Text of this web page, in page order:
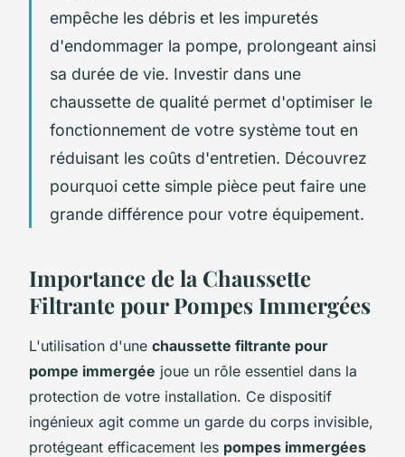
empêche les débris et les impuretés
d'endommager la pompe, prolongeant ainsi
sa durée de vie. Investir dans une
chaussette de qualité permet d'optimiser le
fonctionnement de votre système tout en
réduisant les coûts d'entretien. Découvrez
pourquoi cette simple pièce peut faire une
grande différence pour votre équipement.
Importance de la Chaussette
Filtrante pour Pompes Immergées
L'utilisation d'une chaussette filtrante pour
pompe immergée joue un rôle essentiel dans la
protection de votre installation. Ce dispositif
ingénieux agit comme un garde du corps invisible,
protégeant efficacement les pompes immergées